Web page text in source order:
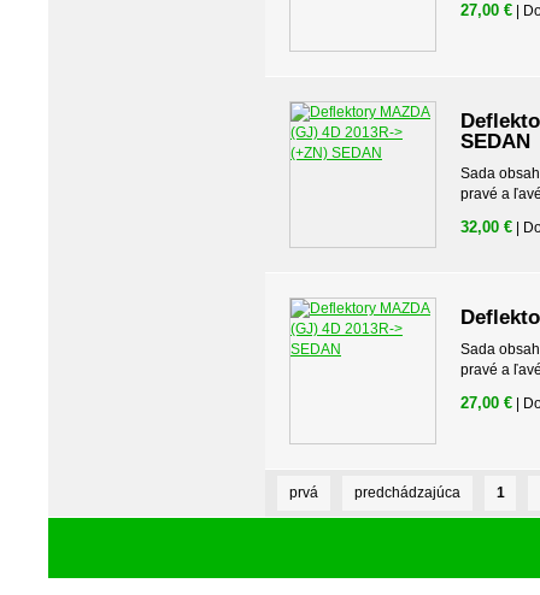
27,00 € |
SEDAN
Sada
pravé a
32,00 € |
Sada
pravé a
27,00 € |
prvá predchádzajúca 1